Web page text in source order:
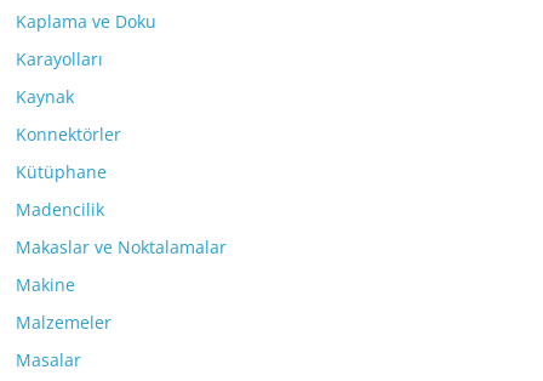
Kaplama ve Doku
Karayolları
Kaynak
Konnektörler
Kütüphane
Madencilik
Makaslar ve Noktalamalar
Makine
Malzemeler
Masalar